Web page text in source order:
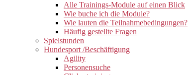
Alle Trainings-Module auf einen Blick
Wie buche ich die Module?
Wie lauten die Teilnahmebedingungen?
Häufig gestellte Fragen
Spielstunden
Hundesport /Beschäftigung
Agility
Personensuche